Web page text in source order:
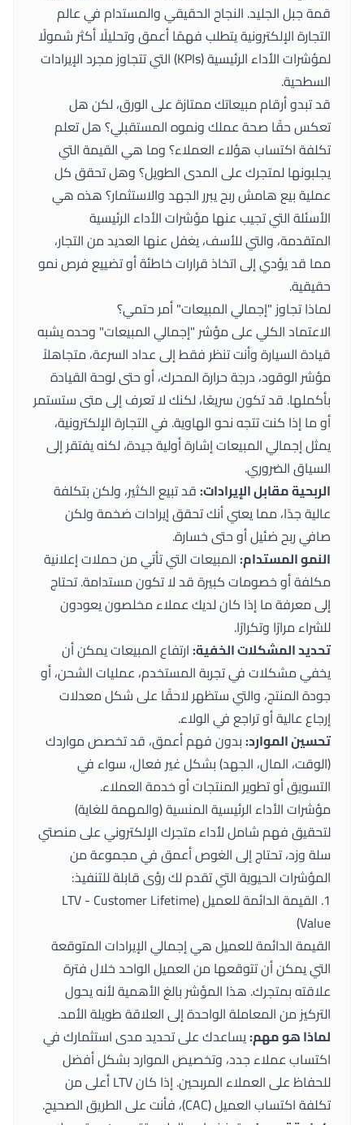
قمة جبل الجليد. النجاح الحقيقي والمستدام في عالم
التجارة الإلكترونية يتطلب فهمًا أعمق وتحليلًا أكثر شمولًا
لمؤشرات الأداء الرئيسية (KPIs) التي تتجاوز مجرد الإيرادات
السطحية.
قد تبدو أرقام مبيعاتك ممتازة على الورق، لكن هل
تعكس حقًا صحة عملك ونموه المستقبلي؟ هل تعلم
تكلفة اكتساب هؤلاء العملاء؟ وما هي القيمة التي
يجلبونها لمتجرك على المدى الطويل؟ وهل تحقق كل
عملية بيع هامش ربح يبرر الجهد والاستثمار؟ هذه هي
الأسئلة التي تجيب عنها مؤشرات الأداء الرئيسية
المتقدمة، والتي للأسف، يغفل عنها العديد من التجار،
مما قد يؤدي إلى اتخاذ قرارات خاطئة أو تضييع فرص نمو
حقيقية.
لماذا تجاوز "إجمالي المبيعات" أمر حتمي؟
الاعتماد الكلي على مؤشر "إجمالي المبيعات" وحده يشبه
قيادة السيارة وأنت تنظر فقط إلى عداد السرعة، متجاهلاً
مؤشر الوقود، درجة حرارة المحرك، أو حتى لوحة القيادة
بأكملها. قد تكون سريعًا، لكنك لا تعرف إلى متى ستستمر
أو ما إذا كنت تتجه نحو الهاوية. في التجارة الإلكترونية،
يمثل إجمالي المبيعات إشارة أولية جيدة، لكنه يفتقر إلى
السياق الضروري.
الربحية مقابل الإيرادات:قد تبيع الكثير، ولكن بتكلفة
عالية جدًا، مما يعني أنك تحقق إيرادات ضخمة ولكن
صافي ربح ضئيل أو حتى خسارة.
النمو المستدام:المبيعات التي تأتي من حملات إعلانية
مكلفة أو خصومات كبيرة قد لا تكون مستدامة. تحتاج
إلى معرفة ما إذا كان لديك عملاء مخلصون يعودون
للشراء مرارًا وتكرارًا.
تحديد المشكلات الخفية:ارتفاع المبيعات يمكن أن
يخفي مشكلات في تجربة المستخدم، عمليات الشحن، أو
جودة المنتج، والتي ستظهر لاحقًا على شكل معدلات
إرجاع عالية أو تراجع في الولاء.
تحسين الموارد:بدون فهم أعمق، قد تخصص مواردك
(الوقت، المال، الجهد) بشكل غير فعال، سواء في
التسويق أو تطوير المنتجات أو خدمة العملاء.
مؤشرات الأداء الرئيسية المنسية (والمهمة للغاية)
لتحقيق فهم شامل لأداء متجرك الإلكتروني على منصتي
سلة وزد، تحتاج إلى الغوص أعمق في مجموعة من
المؤشرات الحيوية التي تقدم لك رؤى قابلة للتنفيذ:
1. القيمة الدائمة للعميل (LTV - Customer Lifetime
Value)
القيمة الدائمة للعميل هي إجمالي الإيرادات المتوقعة
التي يمكن أن تتوقعها من العميل الواحد خلال فترة
علاقته بمتجرك. هذا المؤشر بالغ الأهمية لأنه يحول
التركيز من المعاملة الواحدة إلى العلاقة طويلة الأمد.
لماذا هو مهم:يساعدك على تحديد مدى استثمارك في
اكتساب عملاء جدد، وتخصيص الموارد بشكل أفضل
للحفاظ على العملاء المربحين. إذا كان LTV أعلى من
تكلفة اكتساب العميل (CAC)، فأنت على الطريق الصحيح.